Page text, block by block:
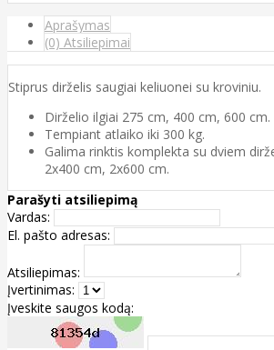
Aprašymas
(0) Atsiliepimai
Stiprus dirželis saugiai keliuonei su kroviniu.
Dirželio ilgiai 275 cm, 400 cm, 600 cm.
Tempiant atlaiko iki 300 kg.
Galima rinktis komplekta su dviem
2x400 cm, 2x600 cm.
Parašyti atsiliepimą
Vardas:
El. pašto adresas:
Atsiliepimas:
Įvertinimas:
Įveskite saugos kodą: